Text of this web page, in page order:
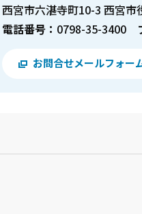
西宮市六湛寺町10-3 西宮市
電話番号： 0798-35-3400
お問合せメールフォー